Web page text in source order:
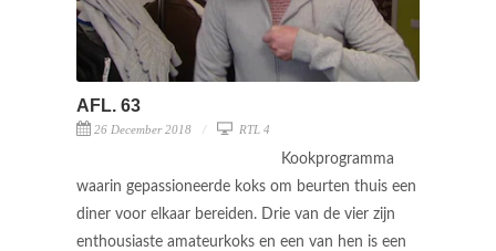
AFL. 63
26 December 2018 RTL 4
Kookprogramma
waarin gepassioneerde koks om beurten thuis een
diner voor elkaar bereiden. Drie van de vier zijn
enthousiaste amateurkoks en een van hen is een